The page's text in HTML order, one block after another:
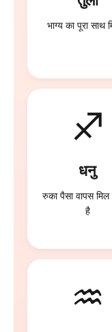
भाग्य का पूरा साथ
♐
धनु
रुका पैसा वापस
है
♒